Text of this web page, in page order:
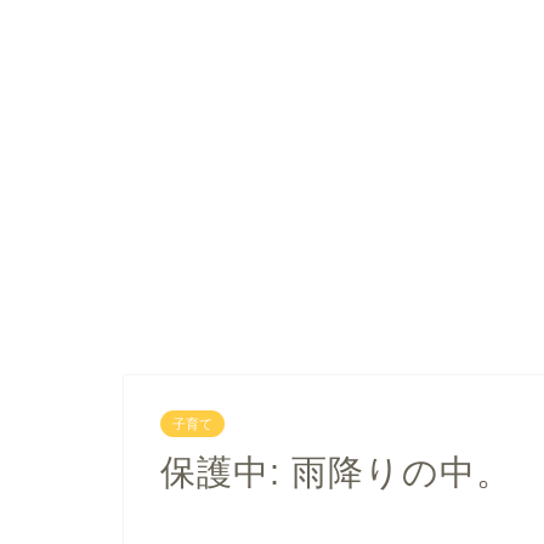
子育て
保護中: 雨降りの中。